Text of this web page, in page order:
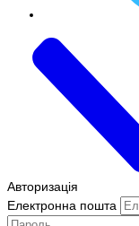
Авторизація
Електронна пошта